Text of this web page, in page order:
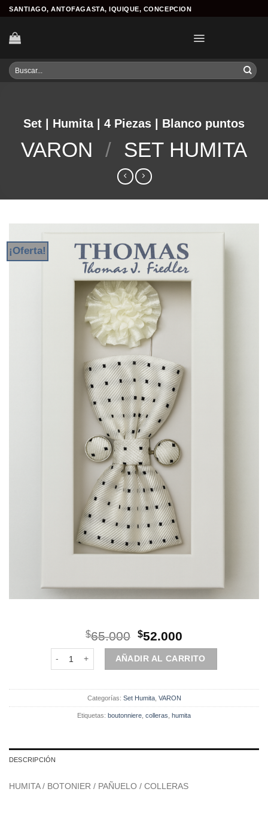
Skip
content
SANTIAGO, ANTOFAGASTA, IQUIQUE, CONCEPCION
Buscar
por:
Set | Humita | 4 Piezas | Blanco puntos
VARON / SET HUMITA
¡Oferta!
$65.000 El
precio
original
era:
$65.000.
$52.000
precio
actual
es:
$52.000.
Set | Humita | 4 Piezas | Blanco puntos cantidad
AÑADIR AL CARRITO
Categorías: Set Humita, VARON
Etiquetas: boutonniere colleras humita
DESCRIPCIÓN
HUMITA / BOTONIER / PAÑUELO / COLLERAS